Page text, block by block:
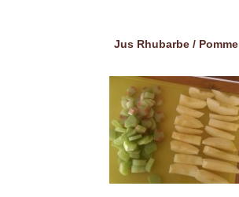
Jus Rhubarbe / Pomme